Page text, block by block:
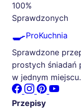
100%
Sprawdzonych
🍳ProKuchnia
Sprawdzone
prostych
w jednym miejscu.
Przepisy